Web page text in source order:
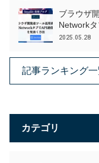
ブラウザ
Network
2025.05.28
記事ランキング
カテゴリ